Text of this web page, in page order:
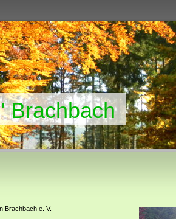
Brachbach
Brachbach e. V.